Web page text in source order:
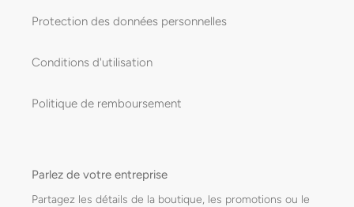
Protection des données personnelles
Conditions d'utilisation
Politique de remboursement
Parlez de votre entreprise
Partagez les détails de la boutique, les promotions ou le